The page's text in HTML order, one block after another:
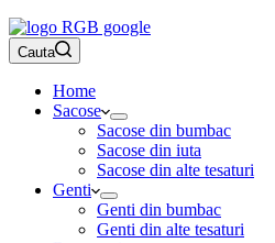
Cauta
Home
Sacose
Sacose din bumbac
Sacose din iuta
Sacose din alte tesaturi
Genti
Genti din bumbac
Genti din alte tesaturi